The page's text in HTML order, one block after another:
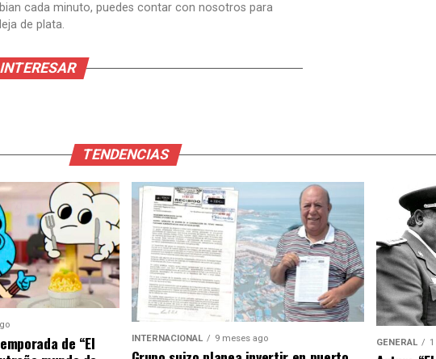
cada minuto, puedes contar con nosotros para
de plata.
TENDENCIAS
de “El
INTERNACIONAL 9 meses ago GENERAL